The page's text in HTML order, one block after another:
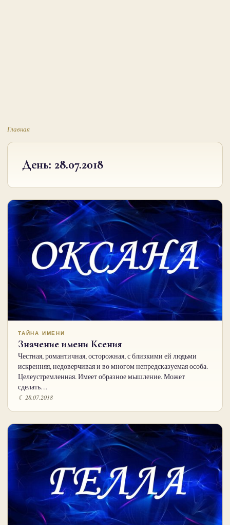
Главная
День: 28.07.2018
ТАЙНА ИМЕНИ
Значение имени Ксения
Честная, романтичная, осторожная, с близкими ей людьми
искренняя, недоверчивая и во многом непредсказуемая особа.
Целеустремленная. Имеет образное мышление. Может
сделать…
☾ 28.07.2018